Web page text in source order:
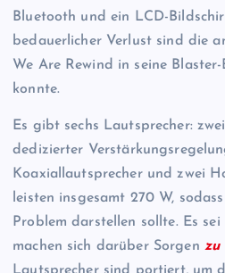
Bluetooth und ein LCD-
bedauerlicher Verlust sind die
We Are Rewind in seine
konnte.
Es gibt sechs Lautsprecher:
dedizierter
Koaxiallautsprecher und zwei
leisten insgesamt 270 W,
Problem darstellen sollte. Es
machen sich darüber Sorgen zu